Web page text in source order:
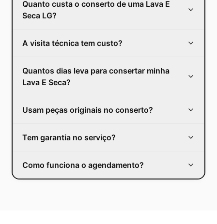
Quanto custa o conserto de uma Lava E
Seca LG?
A visita técnica tem custo?
Quantos dias leva para consertar minha
Lava E Seca?
Usam peças originais no conserto?
Tem garantia no serviço?
Como funciona o agendamento?